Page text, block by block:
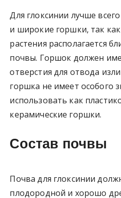
Для глоксинии лучше
и широкие горшки, так
растения располагается
почвы. Горшок должен
отверстия для отвода
горшка не имеет особого
использовать как
керамические горшки.
Состав почвы
Почва для глоксинии
плодородной и хорошо